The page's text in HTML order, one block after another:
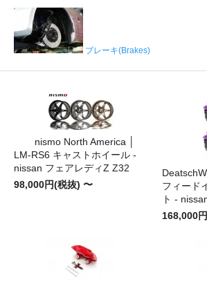
ブレーキ(Brakes)
nismo North America │
LM-RS6 キャストホイール -
nissan フェアレディZ Z32
98,000円(税抜) 〜
フィード
ト -
168,000